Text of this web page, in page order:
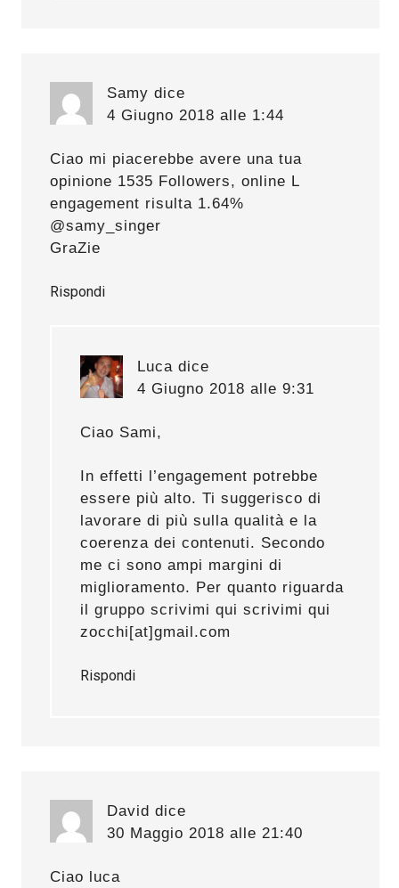
Samy dice
4 Giugno 2018 alle 1:44
Ciao mi piacerebbe avere una tua
opinione 1535 Followers, online L
engagement risulta 1.64%
@samy_singer
GraZie
Rispondi
Luca dice
4 Giugno 2018 alle 9:31
Ciao Sami,
In effetti l’engagement potrebbe
essere più alto. Ti suggerisco di
lavorare di più sulla qualità e la
coerenza dei contenuti. Secondo
me ci sono ampi margini di
miglioramento. Per quanto riguarda
il gruppo scrivimi qui scrivimi qui
zocchi[at]gmail.com
Rispondi
David dice
30 Maggio 2018 alle 21:40
Ciao luca